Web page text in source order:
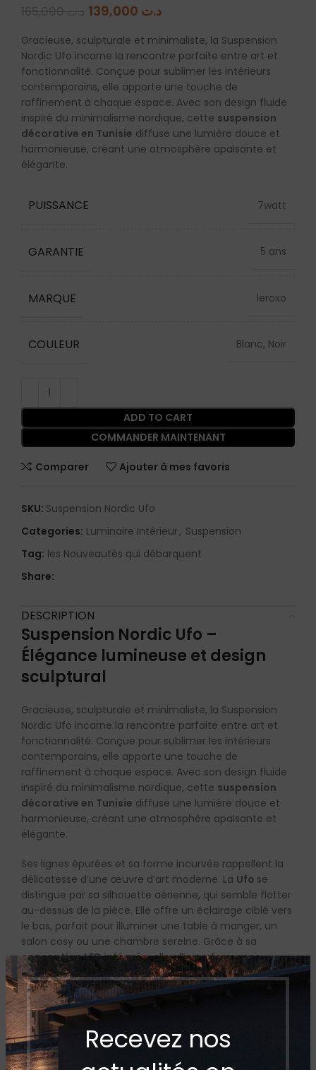
Recevez nos
د.ت
Gracieuse, sculpturale et minimaliste, la Suspension
Nordic Ufo incarne la rencontre parfaite entre art et
fonctionnalité. Conçue pour sublimer les intérieurs
contemporains, elle apporte une touche de
raffinement à chaque espace. Avec son design fluide
inspiré du minimalisme nordique, cette suspension
décorative en Tunisie diffuse une lumière douce et
harmonieuse, créant une atmosphère apaisante et
élégante.
PUISSANCE 7watt
GARANTIE 5 ans
MARQUE leroxo
COULEUR Blanc, Noir
ADD TO CART
COMMANDER MAINTENANT
Comparer Ajouter à mes favoris
SKU: Suspension Nordic Ufo
Categories: Luminaire Intérieur, Suspension
Tag: les Nouveautés qui débarquent
Share:
DESCRIPTION
Suspension Nordic Ufo –
Élégance lumineuse et design
sculptural
Gracieuse, sculpturale et minimaliste, la Suspension
Nordic Ufo incarne la rencontre parfaite entre art et
fonctionnalité. Conçue pour sublimer les intérieurs
contemporains, elle apporte une touche de
raffinement à chaque espace. Avec son design fluide
inspiré du minimalisme nordique, cette suspension
décorative en Tunisie diffuse une lumière douce et
harmonieuse, créant une atmosphère apaisante et
élégante.
Ses lignes épurées et sa forme incurvée rappellent la
délicatesse d’une œuvre d’art moderne. La Ufo se
distingue par sa silhouette aérienne, qui semble flotter
au-dessus de la pièce. Elle offre un éclairage ciblé vers
le bas, parfait pour illuminer une table à manger, un
salon cosy ou une chambre sereine. Grâce à sa
conception LED intégrée, elle allie performance
énergétique et durabilité, tout en garantissant un
confort visuel optimal.
Polyvalente et chic, cette
Tunisies’adapte à tous les environnements : au-
dessus d’un îlot de cuisine, d’une table de chevet ou
dans un espace de détente. Elle peut être installée